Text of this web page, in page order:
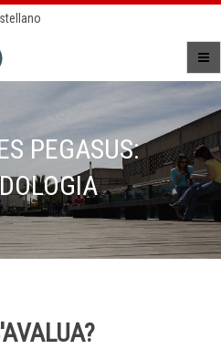
PEGASUS: